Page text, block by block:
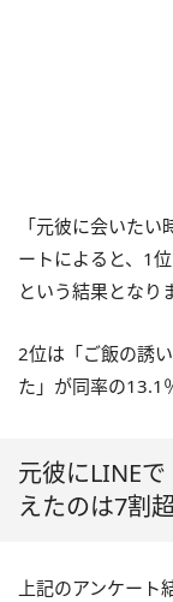
「元彼に会いた
ートによると、1
という結果となり
2位は「ご飯の誘
た」が同率の13.1
元彼にLINE
えたのは7割
上記のアンケート